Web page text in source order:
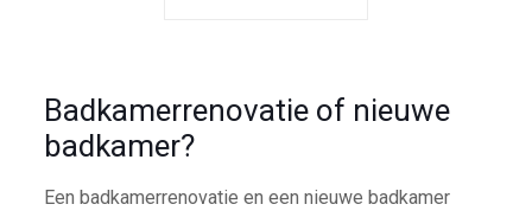
Badkamerrenovatie of nieuwe
badkamer?
Een badkamerrenovatie en een nieuwe badkamer